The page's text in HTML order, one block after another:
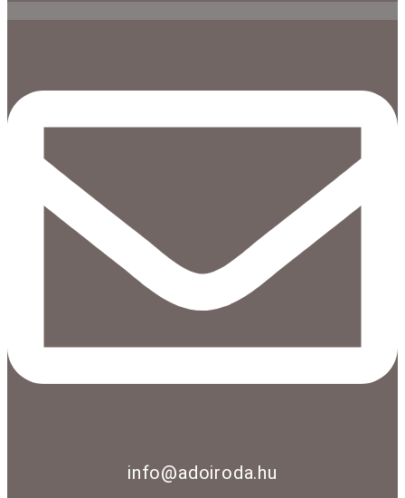
info@adoiroda.hu